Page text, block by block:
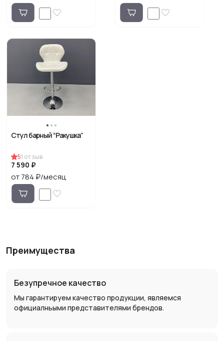
Стул барный “Ракушка”
51 отзыв
7 590 ₽
от 784 ₽/месяц
Преимущества
Безупречное качество
Мы гарантируем качество продукции, являемся
официалньыми представителями брендов.